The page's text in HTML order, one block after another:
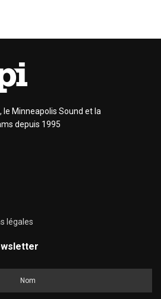
le Minneapolis Sound et la
depuis 1995
légales